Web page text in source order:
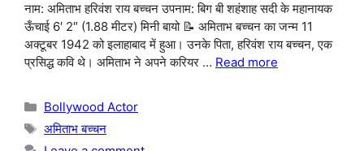
नाम: अमिताभ हरिवंश राय बच्चन उपनाम: बिग बी शहंशाह सदी के महानायक
ऊँचाई 6′ 2″ (1.88 मीटर) मिनी बायो 📝 अमिताभ बच्चन का जन्म 11
अक्टूबर 1942 को इलाहाबाद में हुआ। उनके पिता, हरिवंश राय बच्चन, एक
प्रसिद्ध कवि थे। अमिताभ ने अपने करियर … Read more
Categories
Bollywood Actor
Tags
अमिताभ बच्चन